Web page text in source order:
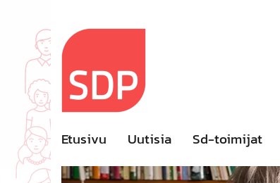
content
Etusivu Uutisia Sd-toimijat